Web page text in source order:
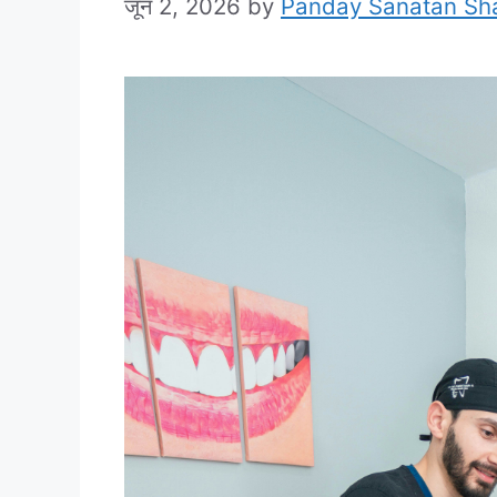
जून 2, 2026 by Panday Sanatan